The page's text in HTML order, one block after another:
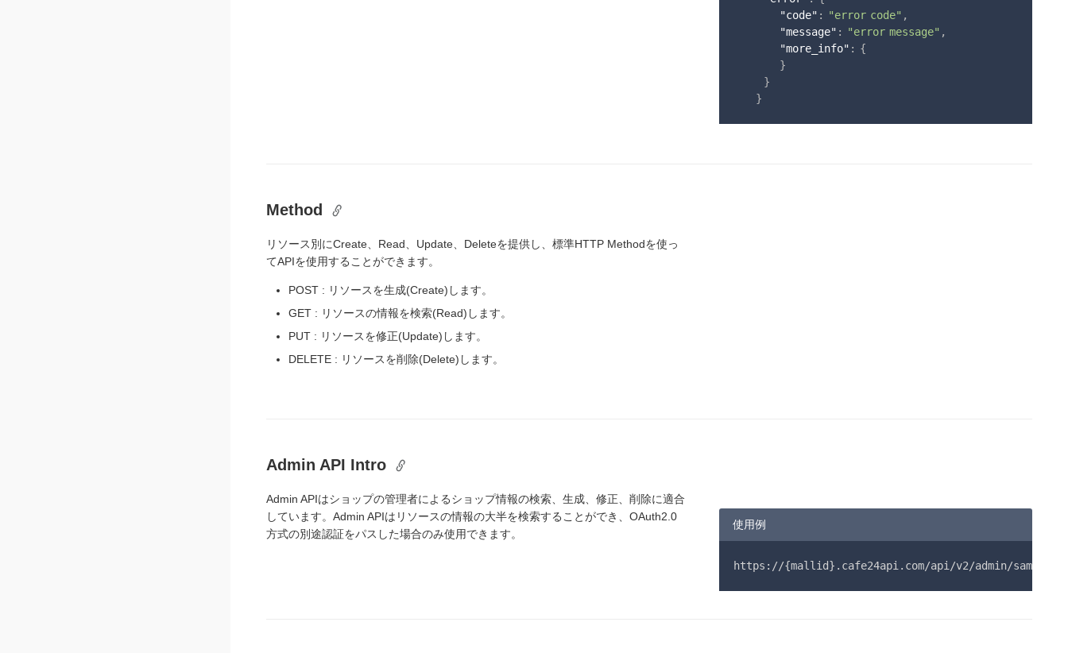
"code" : "error code" ,
"message" : "error message" ,
"more_info" : {
      }
  }
}
Method
リソース別にCreate、Read、Update、Deleteを提供し、標準HTTP Methodを使っ
てAPIを使用することができます。
POST : リソースを生成(Create)します。
GET : リソースの情報を検索(Read)します。
PUT : リソースを修正(Update)します。
DELETE : リソースを削除(Delete)します。
Admin API Intro
Admin APIはショップの管理者によるショップ情報の検索、生成、修正、削除に適合
しています。Admin APIはリソースの情報の大半を検索することができ、OAuth2.0
方式の別途認証をパスした場合のみ使用できます。
使用例
https://{mallid}.cafe24api.com/api/v2/admin/